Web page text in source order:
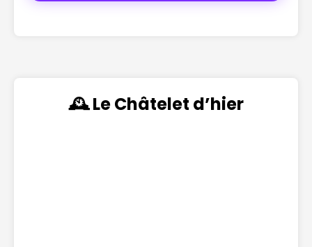
🕰️ Le Châtelet d’hier